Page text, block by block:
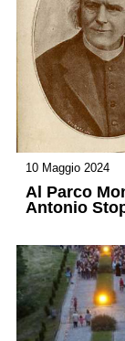
10 Maggio 2024
Al Parco
Antonio